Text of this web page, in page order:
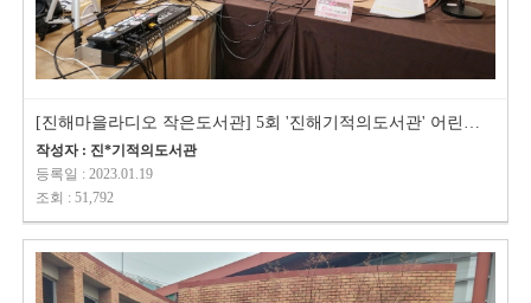
[진해마을라디오 작은도서관] 5회 '진해기적의도서관' 어린이기자단이…
작성자 : 진*기적의도서관
등록일 : 2023.01.19
조회 : 51,792